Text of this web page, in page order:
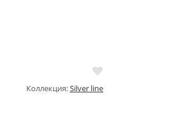
Коллекция:Silver line